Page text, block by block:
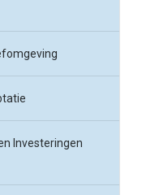
Investeringen